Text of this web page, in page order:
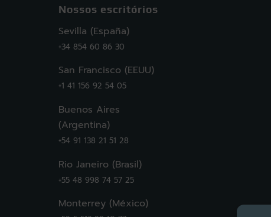
Nossos escritórios
Sevilla (España)
+34 854 60 86 30
San Francisco (EEUU)
+1 41 156 92 54 05
Buenos Aires
(Argentina)
+54 91 138 21 51 28
Rio Janeiro (Brasil)
+55 48 998 74 57 25
Monterrey (México)